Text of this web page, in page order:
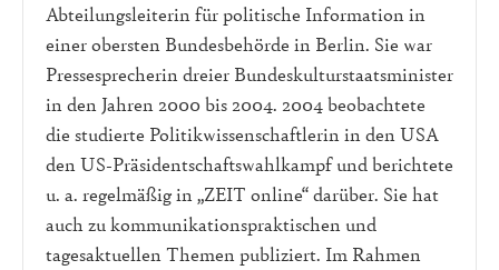
Abteilungsleiterin für politische Information in
einer obersten Bundesbehörde in Berlin. Sie war
Pressesprecherin dreier Bundeskulturstaatsminister
in den Jahren 2000 bis 2004. 2004 beobachtete
die studierte Politikwissenschaftlerin in den USA
den US-Präsidentschaftswahlkampf und berichtete
u. a. regelmäßig in „ZEIT online“ darüber. Sie hat
auch zu kommunikationspraktischen und
tagesaktuellen Themen publiziert. Im Rahmen